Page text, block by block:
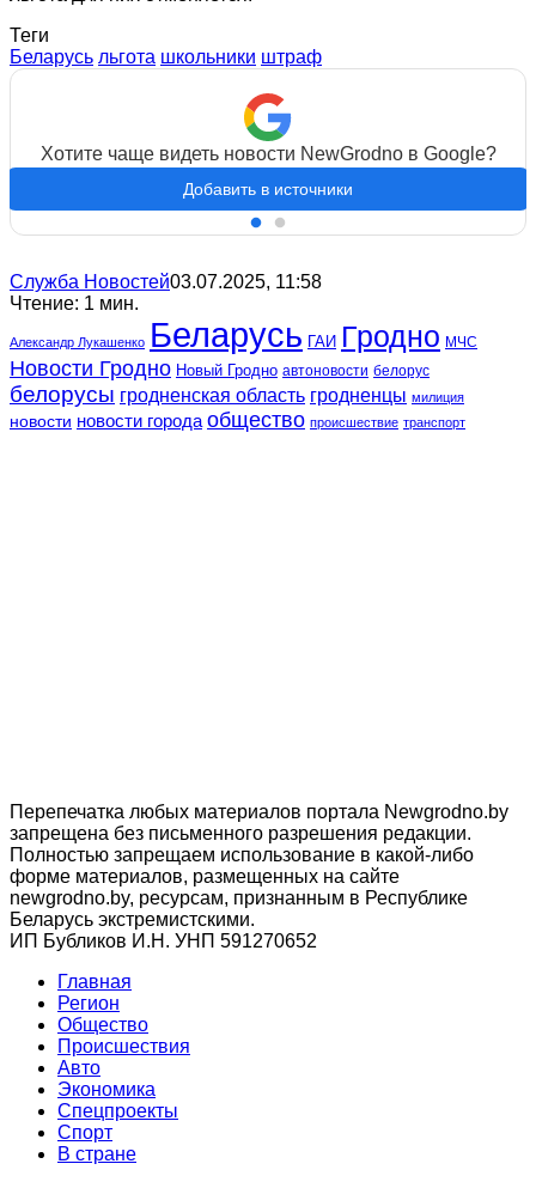
Теги
Беларусь льгота школьники штраф
Хотите чаще видеть новости NewGrodno в Google?
Добавить в источники
Служба Новостей03.07.2025, 11:58
Чтение: 1 мин.
Александр Лукашенко Беларусь ГАИ Гродно МЧС
Новости Гродно Новый Гродно автоновости белорус
белорусы гродненская область гродненцы милиция
новости новости города общество происшествие транспорт
Перепечатка любых материалов портала Newgrodno.by
запрещена без письменного разрешения редакции.
Полностью запрещаем использование в какой-либо
форме материалов, размещенных на сайте
newgrodno.by, ресурсам, признанным в Республике
Беларусь экстремистскими.
ИП Бубликов И.Н. УНП 591270652
Главная
Регион
Общество
Происшествия
Авто
Экономика
Спецпроекты
Cпорт
В стране